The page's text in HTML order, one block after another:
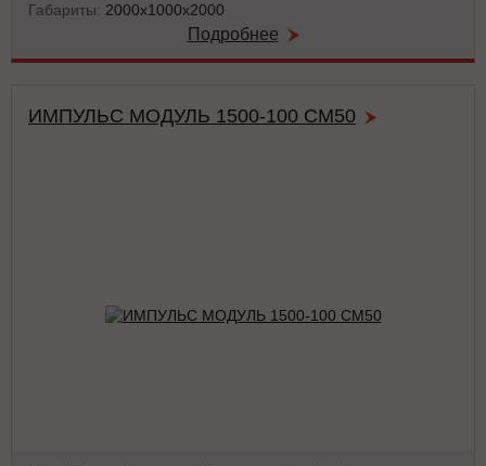
Габариты: 2000х1000х2000
Подробнее
ИМПУЛЬС МОДУЛЬ 1500-100 СМ50